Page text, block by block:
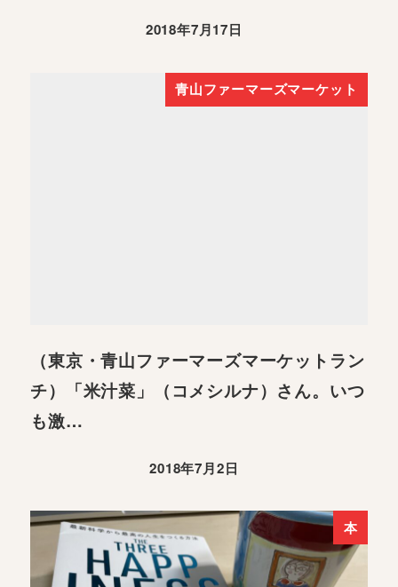
2018年7月17日
青山ファーマーズマーケット
（東京・青山ファーマーズマーケットラン
チ）「米汁菜」（コメシルナ）さん。いつ
も激…
2018年7月2日
本